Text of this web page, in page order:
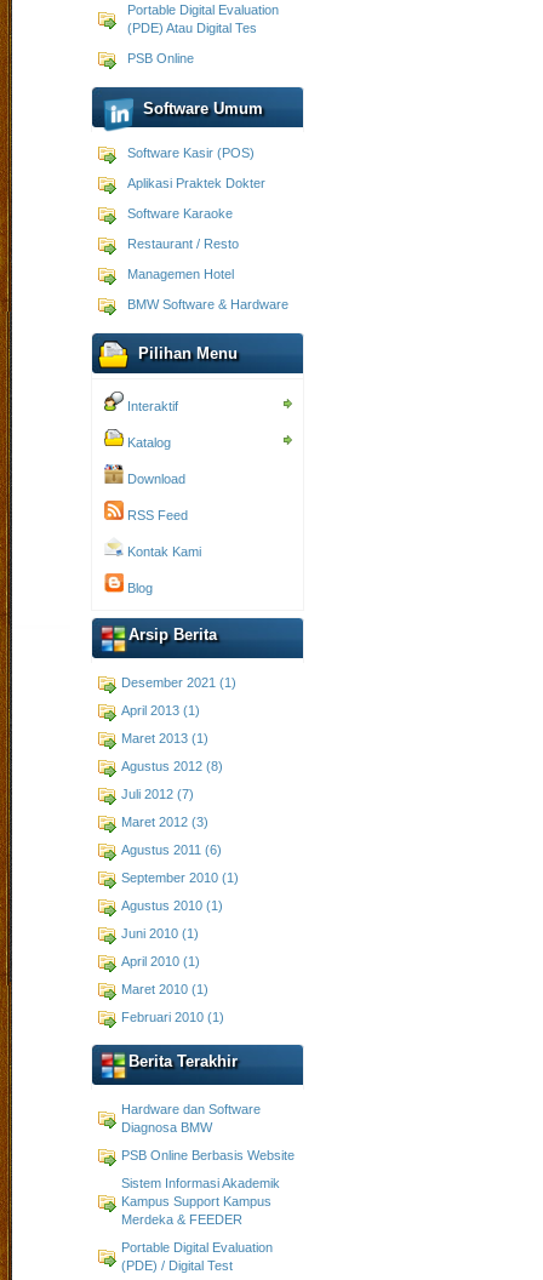
Portable Digital Evaluation
(PDE) Atau Digital Tes
PSB Online
Software Umum
Software Kasir (POS)
Aplikasi Praktek Dokter
Software Karaoke
Restaurant / Resto
Managemen Hotel
BMW Software & Hardware
Pilihan Menu
Interaktif
Katalog
Download
RSS Feed
Kontak Kami
Blog
Arsip Berita
Desember 2021 (1)
April 2013 (1)
Maret 2013 (1)
Agustus 2012 (8)
Juli 2012 (7)
Maret 2012 (3)
Agustus 2011 (6)
September 2010 (1)
Agustus 2010 (1)
Juni 2010 (1)
April 2010 (1)
Maret 2010 (1)
Februari 2010 (1)
Berita Terakhir
Hardware dan Software
Diagnosa BMW
PSB Online Berbasis Website
Sistem Informasi Akademik
Kampus Support Kampus
Merdeka & FEEDER
Portable Digital Evaluation
(PDE) / Digital Test